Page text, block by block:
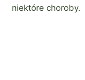
niektóre choroby.